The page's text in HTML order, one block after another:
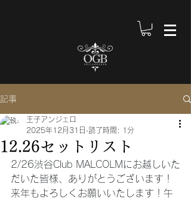
記事
12.26セットリスト
王子アンジェロ
2025年12月31日 読了時間: 1分
2/26渋谷Club MALCOLMにお越しいた
だいた皆様、ありがとうございます！
来年もよろしくお願いいたします！午